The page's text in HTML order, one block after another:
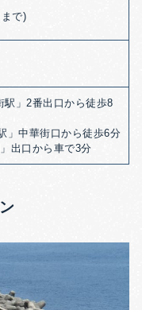
で)
駅」2番出口から徒歩8
」中華街口から徒歩6分
出口から車で3分